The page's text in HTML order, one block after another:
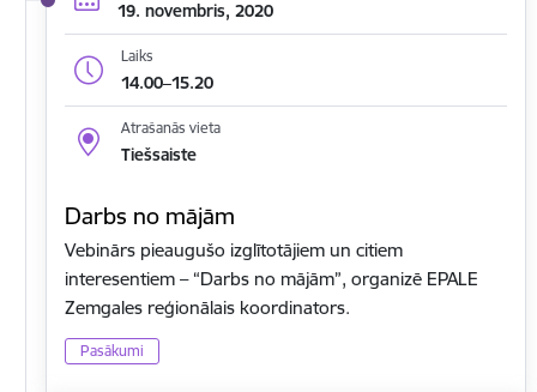
19. novembris, 2020
Laiks
14.00–15.20
Atrašanās vieta
Tiešsaiste
Darbs no mājām
Vebinārs pieaugušo izglītotājiem un citiem
interesentiem – “Darbs no mājām”, organizē EPALE
Zemgales reģionālais koordinators.
Pasākumi